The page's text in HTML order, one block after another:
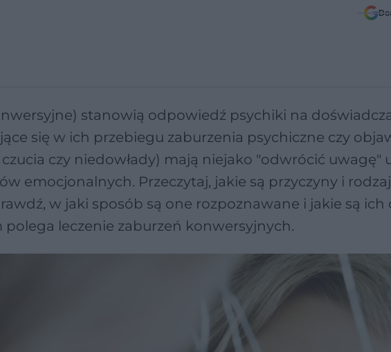
stanowią odpowiedź psychiki na
się w ich przebiegu zaburzenia psychiczne czy
czy niedowłady) mają niejako "odwrócić uwagę"
emocjonalnych. Przeczytaj, jakie są przyczyny i
w jaki sposób są one rozpoznawane i jakie są ich
polega leczenie zaburzeń konwersyjnych.